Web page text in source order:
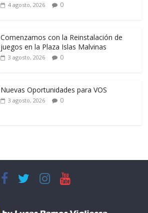
4 agosto, 2026 0
Comenzamos con la Reinstalación de
juegos en la Plaza Islas Malvinas
3 agosto, 2026 0
Nuevas Oportunidades para VOS
3 agosto, 2026 0